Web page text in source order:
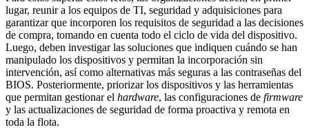
lugar, reunir a los equipos de TI, seguridad y adquisiciones para
garantizar que incorporen los requisitos de seguridad a las decisiones
de compra, tomando en cuenta todo el ciclo de vida del dispositivo.
Luego, deben investigar las soluciones que indiquen cuándo se han
manipulado los dispositivos y permitan la incorporación sin
intervención, así como alternativas más seguras a las contraseñas del
BIOS. Posteriormente, priorizar los dispositivos y las herramientas
que permitan gestionar el hardware, las configuraciones de firmware
y las actualizaciones de seguridad de forma proactiva y remota en
toda la flota.